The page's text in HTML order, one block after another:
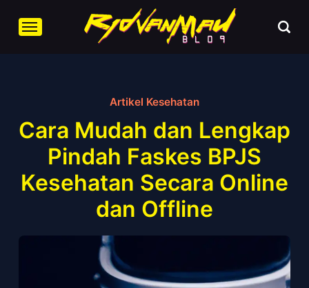
Artikel Kesehatan
Cara Mudah dan Lengkap
Pindah Faskes BPJS
Kesehatan Secara Online
dan Offline